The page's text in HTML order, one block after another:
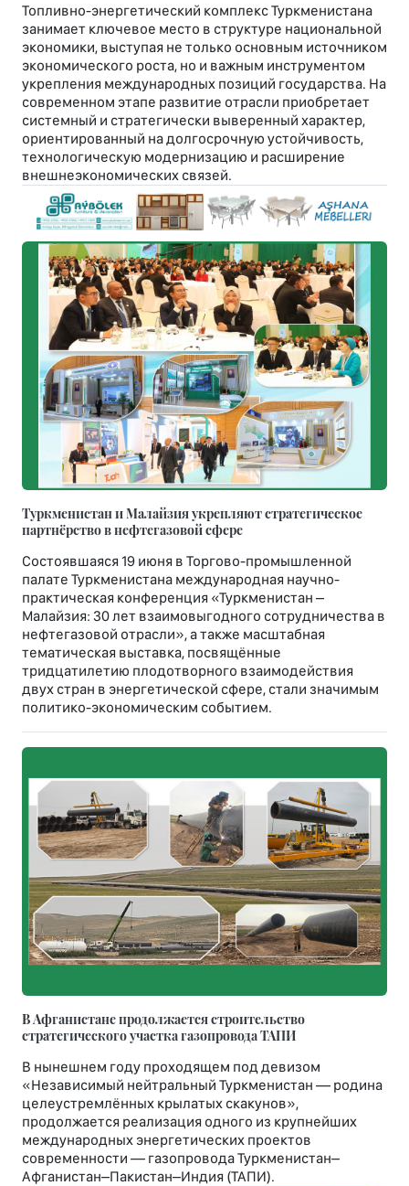
Топливно-энергетический комплекс Туркменистана
занимает ключевое место в структуре национальной
экономики, выступая не только основным источником
экономического роста, но и важным инструментом
укрепления международных позиций государства. На
современном этапе развитие отрасли приобретает
системный и стратегически выверенный характер,
ориентированный на долгосрочную устойчивость,
технологическую модернизацию и расширение
внешнеэкономических связей.
Туркменистан и Малайзия укрепляют стратегическое
партнёрство в нефтегазовой сфере
Состоявшаяся 19 июня в Торгово-промышленной
палате Туркменистана международная научно-
практическая конференция «Туркменистан –
Малайзия: 30 лет взаимовыгодного сотрудничества в
нефтегазовой отрасли», а также масштабная
тематическая выставка, посвящённые
тридцатилетию плодотворного взаимодействия
двух стран в энергетической сфере, стали значимым
политико-экономическим событием.
В Афганистане продолжается строительство
стратегического участка газопровода ТАПИ
В нынешнем году проходящем под девизом
«Независимый нейтральный Туркменистан — родина
целеустремлённых крылатых скакунов»,
продолжается реализация одного из крупнейших
международных энергетических проектов
современности — газопровода Туркменистан–
Афганистан–Пакистан–Индия (ТАПИ).